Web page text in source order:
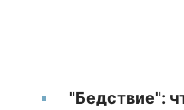
"Бедствие":